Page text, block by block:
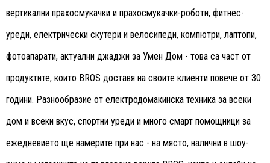
вертикални прахосмукачки и прахосмукачки-роботи, фитнес-
уреди, електрически скутери и велосипеди, компютри, лаптопи,
фотоапарати, актуални джаджи за Умен Дом - това са част от
продуктите, които BROS доставя на своите клиенти повече от 30
години. Разнообразие от електродомакинска техника за всеки
дом и всеки вкус, спортни уреди и много смарт помощници за
ежедневието ще намерите при нас - на място, налични в шоу-